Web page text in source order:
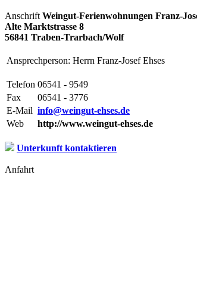
Anschrift Weingut-Ferienwohnungen Franz-
Alte Marktstrasse 8
56841 Traben-Trarbach/Wolf
Ansprechperson: Herrn Franz-Josef Ehses
Telefon 06541 - 9549
Fax
06541 - 3776
E-Mail info@weingut-ehses.de
Web
http://www.weingut-ehses.de
Unterkunft kontaktieren
Anfahrt